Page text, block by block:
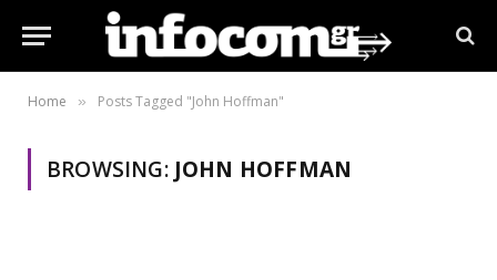
Home » Posts Tagged "John Hoffman"
BROWSING: JOHN HOFFMAN